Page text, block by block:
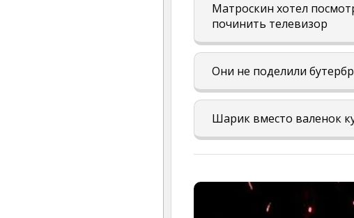
Матроскин хотел
починить телевизор
Они не поделили
Шарик вместо валенок